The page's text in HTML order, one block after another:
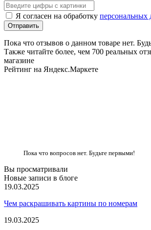
Я согласен на обработку персональных
Пока что отзывов о данном товаре нет.
Также читайте более, чем 700 реальных
магазине
Рейтинг на Яндекс.Маркете
Пока что вопросов нет. Будьте первыми!
Вы просматривали
Новые записи в блоге
19.03.2025
Чем раскрашивать картины по номерам
19.03.2025